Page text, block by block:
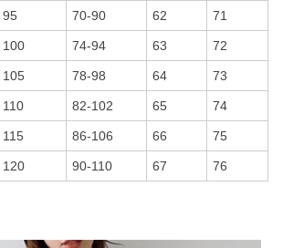
95 70-90 62 71
100 74-94 63 72
105 78-98 64 73
110 82-102 65 74
115 86-106 66 75
120 90-110 67 76